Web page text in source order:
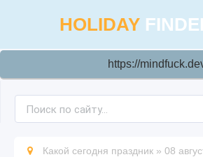
HOLIDAY
https://
Какой сегодня праздник » 08